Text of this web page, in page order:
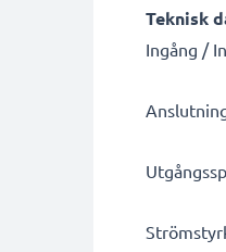
Teknisk
Ingång /